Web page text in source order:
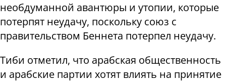
необдуманной авантюры и утопии, которые
потерпят неудачу, поскольку союз с
правительством Беннета потерпел неудачу.
Тиби отметил, что арабская общественность
и арабские партии хотят влиять на принятие